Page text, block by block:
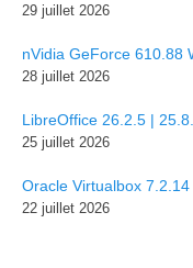
29 juillet 2026
nVidia GeForce 610.88
28 juillet 2026
LibreOffice 26.2.5 |
25 juillet 2026
Oracle Virtualbox 7.2.14
22 juillet 2026